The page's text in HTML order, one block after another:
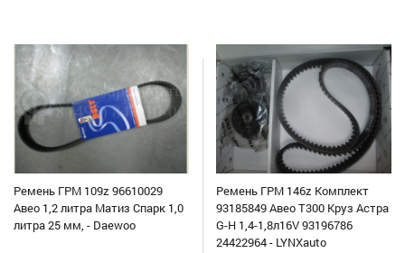
Ремень ГРМ 109z 96610029
Авео 1,2 литра Матиз Спарк 1,0
литра 25 мм, - Daewoo
Ремень ГРМ 146z Комплект
93185849 Авео Т300 Круз Астра
G-H 1,4-1,8л16V 93196786
24422964 - LYNXauto